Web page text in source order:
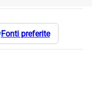
Fonti preferite